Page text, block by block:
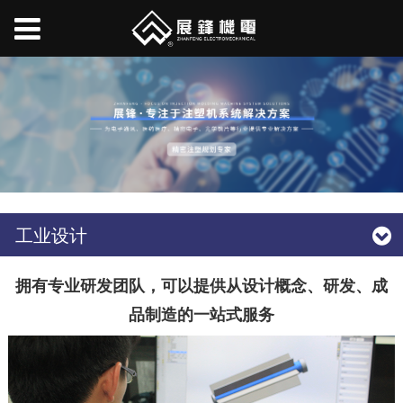
工业设计
拥有专业研发团队，可以提供从设计概念、研发、成
品制造的一站式服务